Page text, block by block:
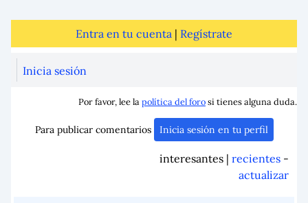
Entra en tu cuenta | Regístrate
Inicia sesión
Por favor, lee lapolítica del forosi tienes alguna duda.
Para publicar comentarios Inicia sesión en tu perfil
interesantes | recientes -
actualizar